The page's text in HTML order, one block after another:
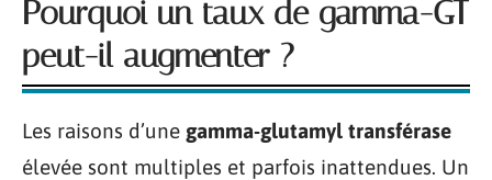
Pourquoi un taux de gamma-GT
peut-il augmenter ?
Les raisons d’une gamma-glutamyl transférase
élevée sont multiples et parfois inattendues. Un